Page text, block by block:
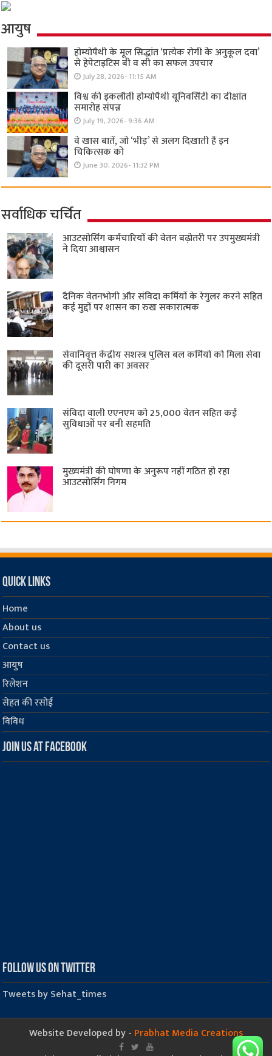
आयुष
होम्योपैथी के मूल सिद्धांत ‘प्रत्येक रोगी केे अनुकूल दवा’
से हेपेटाइटिस बी व सी का सफल उपचार
July 28, 2026- 11:15 AM
विश्व की इकलौती होम्योपैथी यूनिवर्सिटी का दीक्षांत
समारोह संपन्न
July 19, 2026- 9:36 AM
वे खास बातें, जो ‘भीड़’ से अलग दिखाती हैं इन
चिकित्सक को
June 30, 2026- 11:32 PM
सर्वाधिक चर्चित
आउटसोर्सिंग कर्मचारियों की वेतन बढ़ोतरी पर उपमुख्यमंत्री
ने दिया आश्वासन
दैनिक वेतनभोगी और संविदा कर्मियों के रेगुलर करने सहित
कई मुद्दों पर शासन का रुख सकारात्मक
सेवानिवृत्त केंद्रीय सशस्त्र पुलिस बल ​कर्मियों को मिला सेवा
की दूसरी पारी का अवसर
संविदा वाली एएनएम को 25,000 वेतन सहित कई
सुविधाओं पर बनी सहमति
मुख्यमंत्री की घोषणा के अनुरूप नहीं गठित हो रहा
आउटसोर्सिंग निगम
Quick Links
Home
About us
Contact us
आयुष
रिलेशन
सेहत की रसोई
विविध
Join us at Facebook
Follow us on Twitter
Tweets by Sehat_times
Website Developed by - Prabhat Media Creations